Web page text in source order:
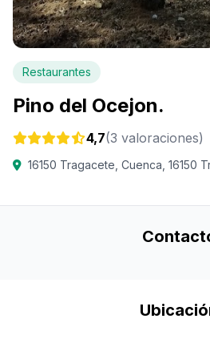
Restaurantes
Pino del Ocejon.
4,7(3 valoraciones)
16150 Tragacete, Cuenca, 16150